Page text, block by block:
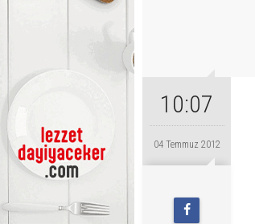
10:07
04 Temmuz 2012